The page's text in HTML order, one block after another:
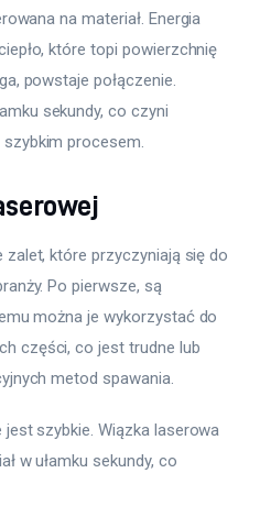
na materiał. Energia
które topi powierzchnię
powstaje połączenie.
sekundy, co czyni
procesem.
które przyczyniają się do
Po pierwsze, są
można je wykorzystać do
części, co jest trudne lub
metod spawania.
szybkie. Wiązka laserowa
w ułamku sekundy, co